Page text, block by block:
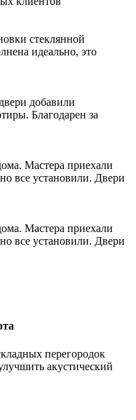
стеклянной
идеально, это
добавили
Благодарен за
Мастера приехали
все установили. Двери
Мастера приехали
все установили. Двери
перегородок
акустический